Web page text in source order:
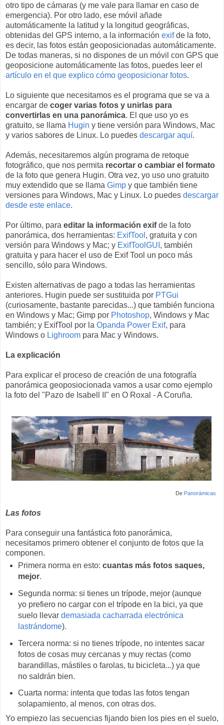
otro tipo de cámaras (y me vale para llamar en caso de
emergencia). Por otro lado, ese móvil añade
automáticamente la latitud y la longitud geográficas,
obtenidas del GPS interno, a la información exifde la foto,
es decir, las fotos están geoposicionadas automáticamente.
De todas maneras, si no dispones de un móvil con GPS que
geoposicione automáticamente las fotos, puedes leer el
artículo en el que explico cómo geoposicionar fotos.
Lo siguiente que necesitamos es el programa que se va a
encargar de coger varias fotos y unirlas para
convertirlas en una panorámica. El que uso yo es
gratuito, se llama Hugin y tiene versión para Windows, Mac
y varios sabores de Linux. Lo puedes descargar aquí.
Además, necesitaremos algún programa de retoque
fotográfico, que nos permita recortar o cambiar el formato
de la foto que genera Hugin. Otra vez, yo uso uno gratuito
muy extendido que se llama Gimp y que también tiene
versiones para Windows, Mac y Linux. Lo puedes descargar
desde este enlace.
Por último, para editar la información exifde la foto
panorámica, dos herramientas: ExifTool , gratuita y con
versión para Windows y Mac; y ExifToolGUI , también
gratuita y para hacer el uso de Exif Tool un poco más
sencillo, sólo para Windows.
Existen alternativas de pago a todas las herramientas
anteriores. Hugin puede ser sustituida por PTGui
(curiosamente, bastante parecidas...) que también funciona
en Windows y Mac; Gimp por Photoshop, Windows y Mac
también; y ExifTool por la Opanda Power Exif, para
Windows o Lighroom para Mac y Windows.
La explicación
Para explicar el proceso de creación de una fotografía
panorámica geoposiocionada vamos a usar como ejemplo
la foto del "Pazo de Isabell II" en O Roxal - A Coruña.
De Panorámicas
Las fotos
Para conseguir una fantástica foto panorámica,
necesitamos primero obtener el conjunto de fotos que la
componen.
Primera norma en esto: cuantas más fotos saques,
mejor.
Segunda norma: si tienes un trípode, mejor (aunque
yo prefiero no cargar con el trípode en la bici, ya que
suelo llevar demasiada cacharrada electrónica
lastrándome).
Tercera norma: si no tienes trípode, no intentes sacar
fotos de cosas muy cercanas y muy rectas (como
barandillas, mástiles o farolas, tu bicicleta...) ya que
no saldrán bien.
Cuarta norma: intenta que todas las fotos tengan
solapamiento, al menos, con otras dos.
Yo empiezo las secuencias fijando bien los pies en el suelo,